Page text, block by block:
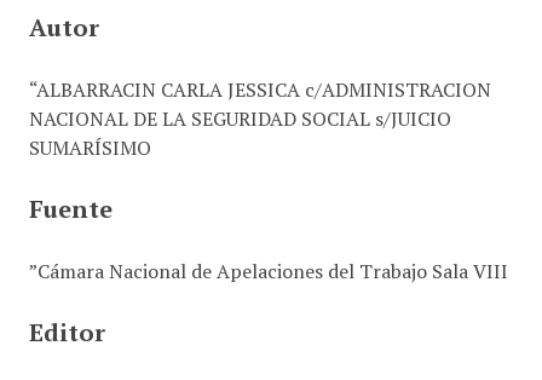
Autor
“ALBARRACIN CARLA JESSICA c/ADMINISTRACION
NACIONAL DE LA SEGURIDAD SOCIAL s/JUICIO
SUMARÍSIMO
Fuente
”Cámara Nacional de Apelaciones del Trabajo Sala VIII
Editor